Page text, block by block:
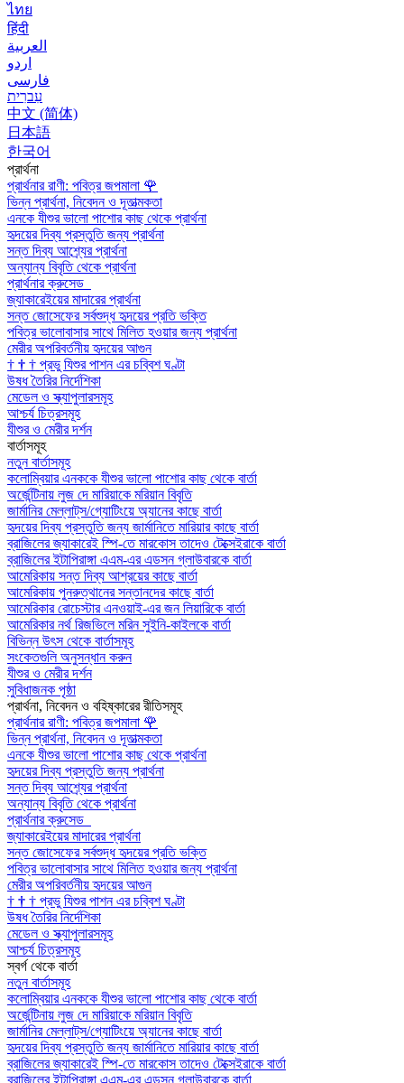
ไทย
हिंदी
العربية
اردو
فارسی
עִברִית
中文 (简体)
日本語
한국어
প্রার্থনা
প্রার্থনার রাণী: পবিত্র জপমালা 🌹
ভিন্ন প্রার্থনা, নিবেদন ও দূতাত্মকতা
এনকে যীশুর ভালো পাশোর কাছ থেকে প্রার্থনা
হৃদয়ের দিব্য প্রস্তুতি জন্য প্রার্থনা
সন্ত দিব্য আশ্র্যের প্রার্থনা
অন্যান্য বিবৃতি থেকে প্রার্থনা
প্রার্থনার ক্রুসেড
জ্যাকারেইয়ের মাদারের প্রার্থনা
সন্ত জোসেফের সর্বশুদ্ধ হৃদয়ের প্রতি ভক্তি
পবিত্র ভালোবাসার সাথে মিলিত হওয়ার জন্য প্রার্থনা
মেরীর অপরিবর্তনীয় হৃদয়ের আগুন
† † † প্রভু যিশুর পাশন এর চব্বিশ ঘণ্টা
উষধ তৈরির নির্দেশিকা
মেডেল ও স্ক্যাপুলারসমূহ
আশ্চর্য চিত্রসমূহ
যীশুর ও মেরীর দর্শন
বার্তাসমূহ
নতুন বার্তাসমূহ
কলোম্বিয়ার এনককে যীশুর ভালো পাশোর কাছ থেকে বার্তা
অর্জেন্টিনায় লুজ দে মারিয়াকে মরিয়ান বিবৃতি
জার্মানির মেল্লাট্‌স/গ্যোটিংয়ে অ্যানের কাছে বার্তা
হৃদয়ের দিব্য প্রস্তুতি জন্য জার্মানিতে মারিয়ার কাছে বার্তা
ব্রাজিলের জ্যাকারেই স্পি-তে মারকোস তাদেও টেক্সেইরাকে বার্তা
ব্রাজিলের ইটাপিরাঙ্গা এএম-এর এডসন গ্লাউবারকে বার্তা
আমেরিকায় সন্ত দিব্য আশ্রয়ের কাছে বার্তা
আমেরিকায় পুনরুত্থানের সন্তানদের কাছে বার্তা
আমেরিকার রোচেস্টার এনওয়াই-এর জন লিয়ারিকে বার্তা
আমেরিকার নর্থ রিজভিলে মরিন সুইনি-কাইলকে বার্তা
বিভিন্ন উৎস থেকে বার্তাসমূহ
সংকেতগুলি অনুসন্ধান করুন
যীশুর ও মেরীর দর্শন
সুবিধাজনক পৃষ্ঠা
প্রার্থনা, নিবেদন ও বহিষ্কারের রীতিসমূহ
প্রার্থনার রাণী: পবিত্র জপমালা 🌹
ভিন্ন প্রার্থনা, নিবেদন ও দূতাত্মকতা
এনকে যীশুর ভালো পাশোর কাছ থেকে প্রার্থনা
হৃদয়ের দিব্য প্রস্তুতি জন্য প্রার্থনা
সন্ত দিব্য আশ্র্যের প্রার্থনা
অন্যান্য বিবৃতি থেকে প্রার্থনা
প্রার্থনার ক্রুসেড
জ্যাকারেইয়ের মাদারের প্রার্থনা
সন্ত জোসেফের সর্বশুদ্ধ হৃদয়ের প্রতি ভক্তি
পবিত্র ভালোবাসার সাথে মিলিত হওয়ার জন্য প্রার্থনা
মেরীর অপরিবর্তনীয় হৃদয়ের আগুন
† † † প্রভু যিশুর পাশন এর চব্বিশ ঘণ্টা
উষধ তৈরির নির্দেশিকা
মেডেল ও স্ক্যাপুলারসমূহ
আশ্চর্য চিত্রসমূহ
স্বর্গ থেকে বার্তা
নতুন বার্তাসমূহ
কলোম্বিয়ার এনককে যীশুর ভালো পাশোর কাছ থেকে বার্তা
অর্জেন্টিনায় লুজ দে মারিয়াকে মরিয়ান বিবৃতি
জার্মানির মেল্লাট্‌স/গ্যোটিংয়ে অ্যানের কাছে বার্তা
হৃদয়ের দিব্য প্রস্তুতি জন্য জার্মানিতে মারিয়ার কাছে বার্তা
ব্রাজিলের জ্যাকারেই স্পি-তে মারকোস তাদেও টেক্সেইরাকে বার্তা
ব্রাজিলের ইটাপিরাঙ্গা এএম-এর এডসন গ্লাউবারকে বার্তা